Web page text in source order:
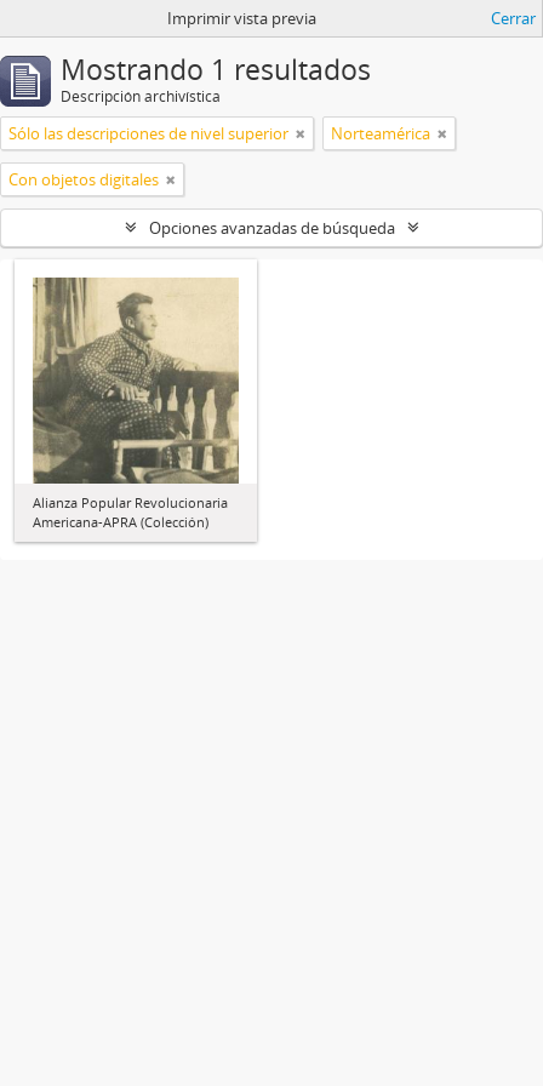
Imprimir vista previa Cerrar
Mostrando 1 resultados
Descripción archivística
Sólo las descripciones de nivel superior Norteamérica
Con objetos digitales
Opciones avanzadas de búsqueda
Alianza Popular Revolucionaria
Americana-APRA (Colección)